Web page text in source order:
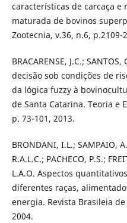
características de carcaça e
maturada de bovinos
Zootecnia, v.36, n.6, p.2109-
BRACARENSE, J.C.;
decisão sob condições de
da lógica fuzzy à
de Santa Catarina. Teoria e
p. 73-101, 2013.
BRONDANI, I.L.; SAMPAIO,
R.A.L.C.; PACHECO, P.S.;
L.A.O. Aspectos
diferentes raças,
energia. Revista Brasileia
2004.